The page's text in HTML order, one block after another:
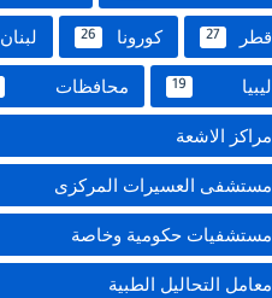
قطر 27 كورونا 26 لبنان
ليبيا 19 محافظات
مراكز الاشعة
مستشفى العسيرات المركزى
مستشفيات حكومية وخاصة
معامل التحاليل الطبية